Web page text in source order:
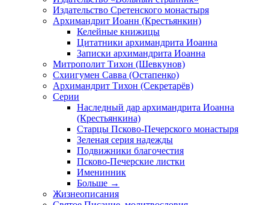
Издательство Сретенского монастыря
Архимандрит Иоанн (Крестьянкин)
Келейные книжицы
Цитатники архимандрита Иоанна
Записки архимандрита Иоанна
Митрополит Тихон (Шевкунов)
Схиигумен Савва (Остапенко)
Архимандрит Тихон (Секретарёв)
Серии
Наследный дар архимандрита Иоанна
(Крестьянкина)
Старцы Псково-Печерского монастыря
Зеленая серия надежды
Подвижники благочестия
Псково-Печерские листки
Именинник
Больше →
Жизнеописания